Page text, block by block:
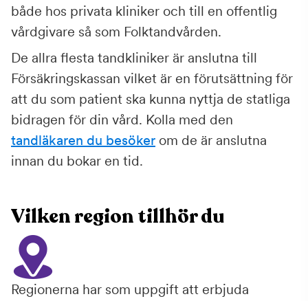
både hos privata kliniker och till en offentlig
vårdgivare så som Folktandvården.
De allra flesta tandkliniker är anslutna till
Försäkringskassan vilket är en förutsättning för
att du som patient ska kunna nyttja de statliga
bidragen för din vård. Kolla med den
tandläkaren du besöker om de är anslutna
innan du bokar en tid.
Vilken region tillhör du
Regionerna har som uppgift att erbjuda